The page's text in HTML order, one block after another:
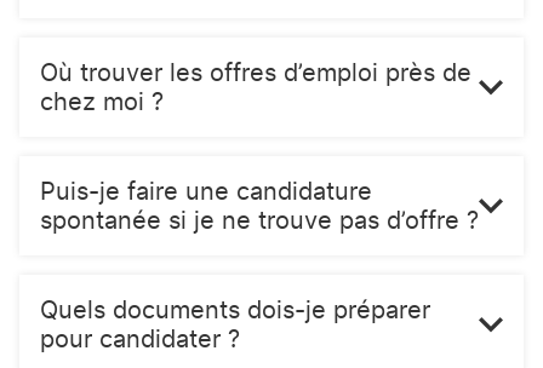
Où trouver les offres d’emploi près de
chez moi ?
Puis-je faire une candidature
spontanée si je ne trouve pas d’offre ?
Quels documents dois-je préparer
pour candidater ?